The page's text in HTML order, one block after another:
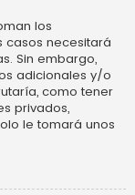
los
casos necesitará
Sin embargo,
adicionales y/o
como tener
privados,
le tomará unos